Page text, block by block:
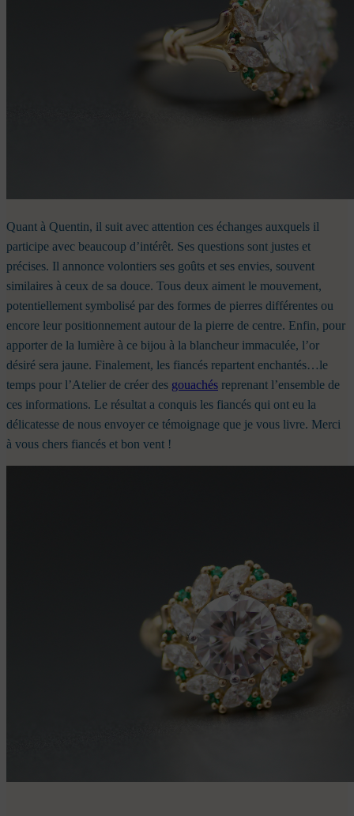
Quant à Quentin, il suit avec attention ces échanges auxquels il
participe avec beaucoup d’intérêt. Ses questions sont justes et
précises. Il annonce volontiers ses goûts et ses envies, souvent
similaires à ceux de sa douce. Tous deux aiment le mouvement,
potentiellement symbolisé par des formes de pierres différentes ou
encore leur positionnement autour de la pierre de centre. Enfin, pour
apporter de la lumière à ce bijou à la blancheur immaculée, l’or
désiré sera jaune. Finalement, les fiancés repartent enchantés…le
temps pour l’Atelier de créer des gouachés reprenant l’ensemble de
ces informations. Le résultat a conquis les fiancés qui ont eu la
délicatesse de nous envoyer ce témoignage que je vous livre. Merci
à vous chers fiancés et bon vent !